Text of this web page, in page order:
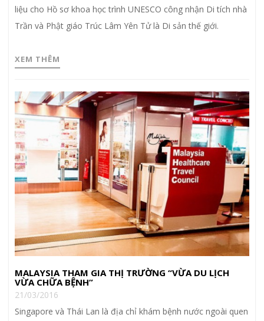
liệu cho Hồ sơ khoa học trình UNESCO công nhận Di tích nhà
Trần và Phật giáo Trúc Lâm Yên Tử là Di sản thế giới.
XEM THÊM
​MALAYSIA THAM GIA THỊ TRƯỜNG “VỪA DU LỊCH
VỪA CHỮA BỆNH”
21/03/2016
Singapore và Thái Lan là địa chỉ khám bệnh nước ngoài quen